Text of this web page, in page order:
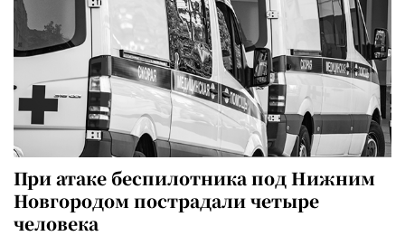
При атаке беспилотника под Нижним
Новгородом пострадали четыре
человека